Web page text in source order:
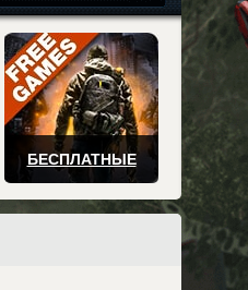
БЕСПЛАТНЫЕ